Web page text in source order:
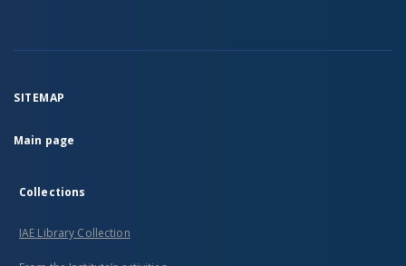
SITEMAP
Main page
Collections
IAE Library Collection